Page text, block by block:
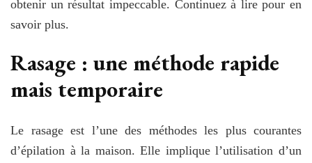
obtenir un résultat impeccable. Continuez à lire pour en
savoir plus.
Rasage : une méthode rapide
mais temporaire
Le rasage est l’une des méthodes les plus courantes
d’épilation à la maison. Elle implique l’utilisation d’un